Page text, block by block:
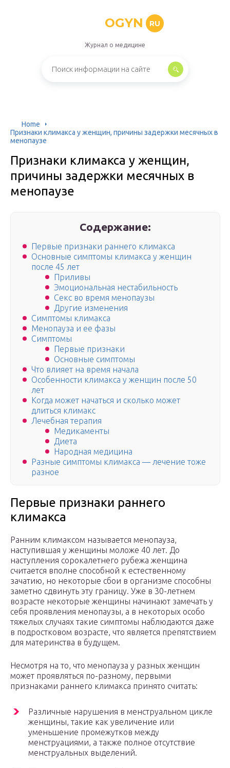
OGYN RU
Журнал о медицине
Home
Признаки климакса у женщин, причины задержки месячных в
менопаузе
Признаки климакса у женщин,
причины задержки месячных в
менопаузе
Содержание:
Первые признаки раннего климакса
Основные симптомы климакса у женщин
после 45 лет
Приливы
Эмоциональная нестабильность
Секс во время менопаузы
Другие изменения
Симптомы климакса
Менопауза и ее фазы
Симптомы
Первые признаки
Основные симптомы
Что влияет на время начала
Особенности климакса у женщин после 50
лет
Когда может начаться и сколько может
длиться климакс
Лечебная терапия
Медикаменты
Диета
Народная медицина
Разные симптомы климакса — лечение тоже
разное
Первые признаки раннего
климакса
Ранним климаксом называется менопауза,
наступившая у женщины моложе 40 лет. До
наступления сорокалетнего рубежа женщина
считается вполне способной к естественному
зачатию, но некоторые сбои в организме способны
заметно сдвинуть эту границу. Уже в 30-летнем
возрасте некоторые женщины начинают замечать у
себя проявления менопаузы, а в некоторых особо
тяжелых случаях такие симптомы наблюдаются даже
в подростковом возрасте, что является препятствием
для материнства в будущем.
Несмотря на то, что менопауза у разных женщин
может проявляться по-разному, первыми
признаками раннего климакса принято считать:
Различные нарушения в менструальном цикле
женщины, такие как увеличение или
уменьшение промежутков между
менструациями, а также полное отсутствие
менструальных выделений.